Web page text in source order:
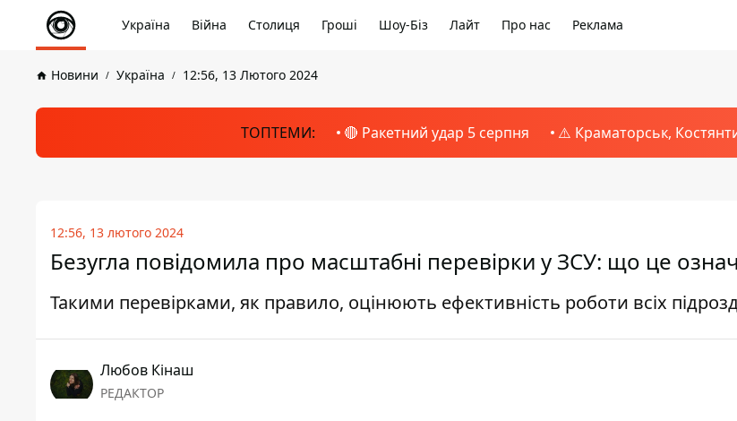
Україна Війна Столиця Гроші Шоу-Біз Лайт Про нас Реклама
Новини Україна 12:56, 13 Лютого 2024
ТОПТЕМИ: 🔴 Ракетний удар 5 серпня ⚠️ Краматорськ,
12:56, 13 лютого 2024
Безугла повідомила про масштабні перевірки у ЗСУ: що це
Такими перевірками, як правило, оцінюють ефективність роботи всіх
Любов Кінаш
РЕДАКТОР